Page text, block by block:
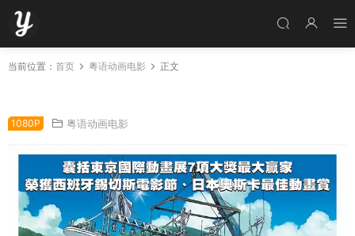
当前位置： 首页 粤语动画电影 正文
1080P 粤语动画电影